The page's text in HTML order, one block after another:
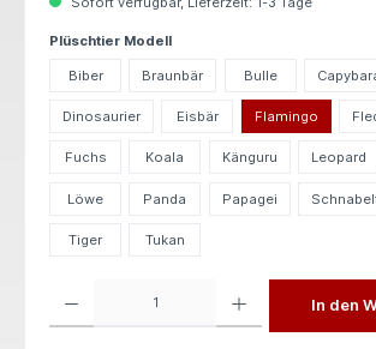
Plüschtier Modellauswählen
Biber Braunbär Bulle
Dinosaurier Eisbär Flamingo
Fuchs Koala Känguru Leopard
Löwe Panda Papagei
Tiger Tukan
In den